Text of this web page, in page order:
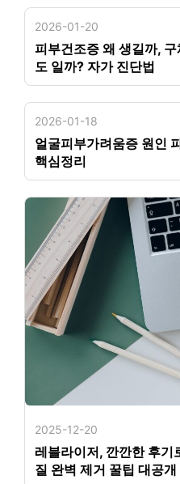
2026-01-20
피부건조증 왜 생길까,
도 일까? 자가 진단법
2026-01-18
얼굴피부가려움증 원인
핵심정리
2025-12-20
레블라이저, 깐깐한 후
질 완벽 제거 꿀팁 대공개